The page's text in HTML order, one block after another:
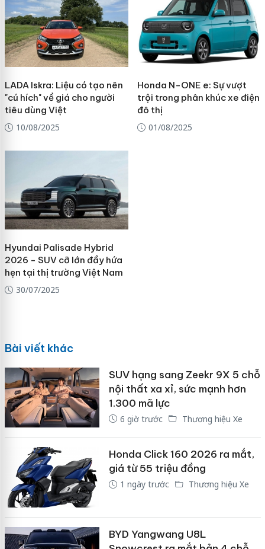
LADA Iskra: Liệu có tạo nên
"cú hích" về giá cho người
tiêu dùng Việt
10/08/2025
Honda N-ONE e: Sự vượt
trội trong phân khúc xe điện
đô thị
01/08/2025
Hyundai Palisade Hybrid
2026 - SUV cỡ lớn đầy hứa
hẹn tại thị trường Việt Nam
30/07/2025
Bài viết khác
SUV hạng sang Zeekr 9X 5 chỗ
nội thất xa xỉ, sức mạnh hơn
1.300 mã lực
6 giờ trước Thương hiệu Xe
Honda Click 160 2026 ra mắt,
giá từ 55 triệu đồng
1 ngày trước Thương hiệu Xe
BYD Yangwang U8L